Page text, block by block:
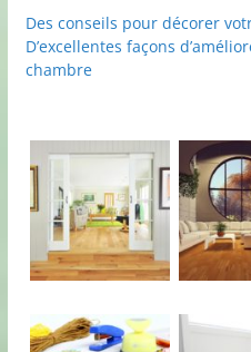
Des conseils pour décorer
D’excellentes façons
chambre